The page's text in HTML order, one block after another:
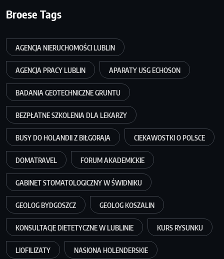
Broese Tags
AGENCJA NIERUCHOMOŚCI LUBLIN
AGENCJA PRACY LUBLIN APARATY USG ECHOSON
BADANIA GEOTECHNICZNE GRUNTU
BEZPŁATNE SZKOLENIA DLA LEKARZY
BUSY DO HOLANDII Z BIŁGORAJA CIEKAWOSTKI O POLSCE
DOMATRAVEL FORUM AKADEMICKIE
GABINET STOMATOLOGICZNY W ŚWIDNIKU
GEOLOG BYDGOSZCZ GEOLOG KOSZALIN
KONSULTACJE DIETETYCZNE W LUBLINIE KURS RYSUNKU
LIOFILIZATY NASIONA HOLENDERSKIE